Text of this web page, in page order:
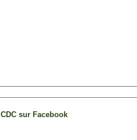
CDC sur Facebook